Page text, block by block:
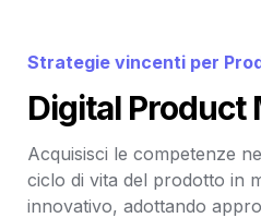
Strategie vincenti per
Digital Product
Acquisisci le competenze
ciclo di vita del prodotto in
innovativo, adottando